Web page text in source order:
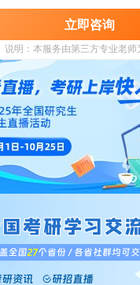
立即咨询
说明：本服务由第三方专业老师
我已阅读并同意 《用户政策》
使用协议》